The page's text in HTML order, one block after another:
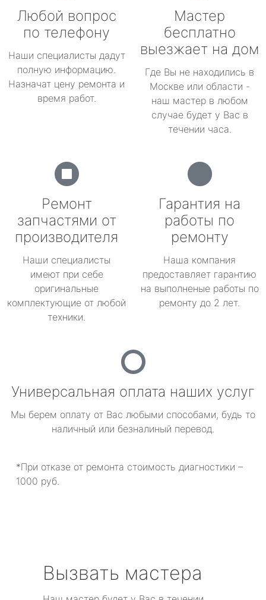
Любой вопрос
по телефону
Наши специалисты дадут
полную информацию.
Назначат цену ремонта и
время работ.
Мастер
бесплатно
выезжает на дом
Где Вы не находились в
Москве или области -
наш мастер в любом
случае будет у Вас в
течении часа.
Ремонт
запчастями от
производителя
Наши специалисты
имеют при себе
оригинальные
комплектующие от любой
техники.
Гарантия на
работы по
ремонту
Наша компания
предоставляет гарантию
на выполненые работы по
ремонту до 2 лет.
Универсальная оплата наших услуг
Мы берем оплату от Вас любыми способами, будь то
наличный или безналиный перевод.
*При отказе от ремонта стоимость диагностики –
1000 руб.
Вызвать мастера